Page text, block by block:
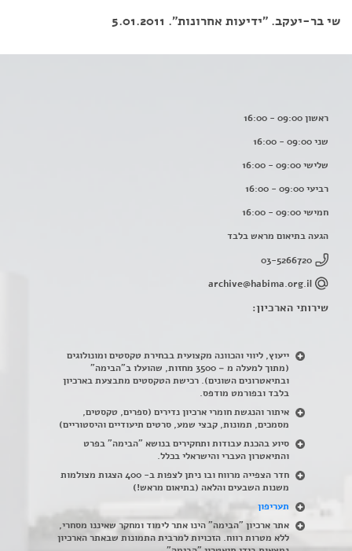
שי בר-יעקב. "ידיעות אחרונות". 5.01.2011
ראשון 09:00 - 16:00
שני 09:00 - 16:00
שלישי 09:00 - 16:00
רביעי 09:00 - 16:00
חמישי 09:00 - 16:00
הגעה בתיאום מראש בלבד
03-5266720
archive@habima.org.il
שירותי הארכיון:
ייעוץ, ליווי והכוונה מקצועית בבחירת טקסטים ומונולוגים
(מתוך למעלה מ – 3500 מחזות, שהועלו ב"הבימה"
ובתיאטרונים השונים). רכישת הטקסטים מתבצעת בארכיון
בלבד ובפורמט מודפס.
איתור והנגשת חומרי ארכיון נדירים (ספרים, טקסטים,
מסמכים, תמונות, קבצי שמע, סרטים תיעודיים והיסטוריים)
סיוע בהכנת עבודות ותחקירים בנושא "הבימה" בפרט
והתיאטרון העברי והישראלי בכלל.
חדר הצפייה מרווח ובו ניתן לצפות ב- 400 הצגות מצולמות
משנות השבעים והלאה (בתיאום מראש!)
תעריפון
אתר ארכיון "הבימה" הינו אתר לימוד ומחקר שאיננו מסחרי,
ללא מטרות רווח. הזכויות למרבית התמונות שבאתר הארכיון